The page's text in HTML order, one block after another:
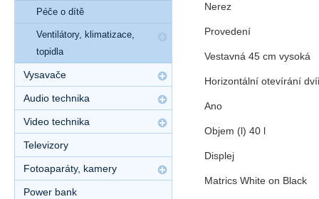
Nerez
Provedení
Vestavná 45 cm vysoká
Horizontální otevírání
Ano
Objem (l) 40 l
Displej
Matrics White on Black
Péče o dítě
Ventilátory, klimatizace,
topidla
Vysavače
Audio technika
Video technika
Televizory
Fotoaparáty, kamery
Power bank